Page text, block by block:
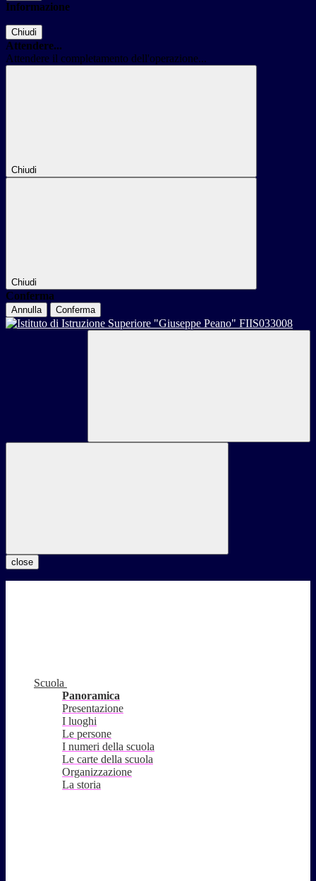
Informazione
Chiudi
Attendere...
Attendere il completamento dell'operazione...
Chiudi
Chiudi
Conferma
Annulla Conferma
close
Scuola
Panoramica
Presentazione
I luoghi
Le persone
I numeri della scuola
Le carte della scuola
Organizzazione
La storia